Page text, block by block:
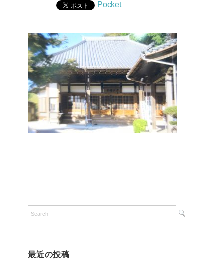
Pocket
最近の投稿